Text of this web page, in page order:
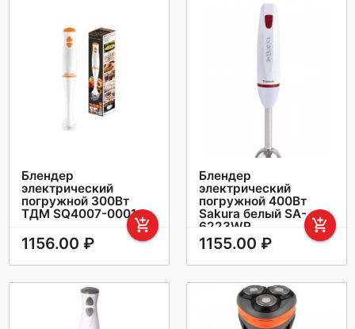
Блендер
электрический
погружной 300Вт
ТДМ SQ4007-0001
add_shopping_cart
1156.00 ₽
Блендер
электрический
погружной 400Вт
Sakura белый SA-
6223WR
add_shopping_cart
1155.00 ₽